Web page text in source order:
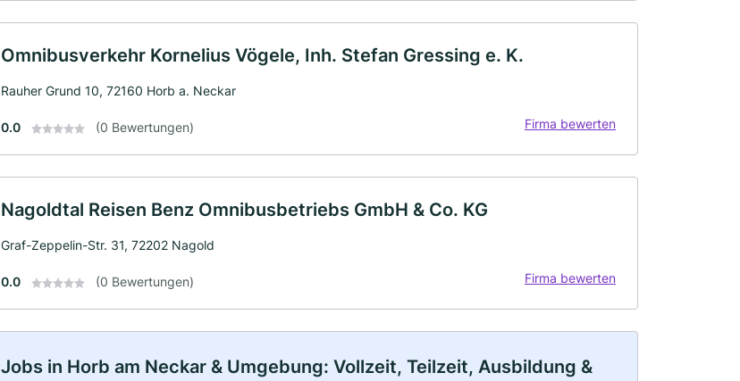
Omnibusverkehr Kornelius Vögele, Inh. Stefan Gressing e. K.
Rauher Grund 10, 72160 Horb a. Neckar
0.0 (0 Bewertungen) Firma bewerten
Nagoldtal Reisen Benz Omnibusbetriebs GmbH & Co. KG
Graf-Zeppelin-Str. 31, 72202 Nagold
0.0 (0 Bewertungen) Firma bewerten
Jobs in Horb am Neckar & Umgebung: Vollzeit, Teilzeit, Ausbildung &